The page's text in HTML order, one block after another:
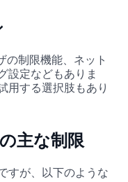
制限機能、ネット
設定などもありま
用する選択肢もあり
主な制限
すが、以下のような